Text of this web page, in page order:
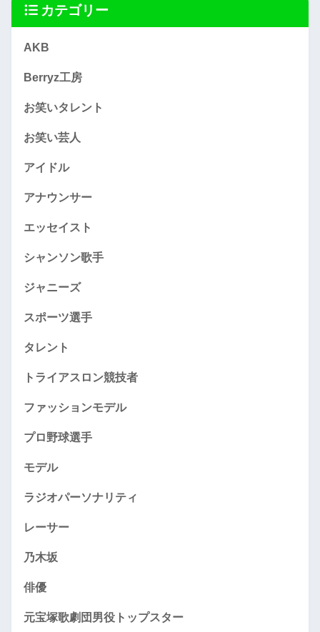
カテゴリー
AKB
Berryz工房
お笑いタレント
お笑い芸人
アイドル
アナウンサー
エッセイスト
シャンソン歌手
ジャニーズ
スポーツ選手
タレント
トライアスロン競技者
ファッションモデル
プロ野球選手
モデル
ラジオパーソナリティ
レーサー
乃木坂
俳優
元宝塚歌劇団男役トップスター